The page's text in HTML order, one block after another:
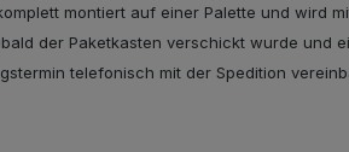
montiert auf einer Palette und wird
der Paketkasten verschickt wurde und
telefonisch mit der Spedition